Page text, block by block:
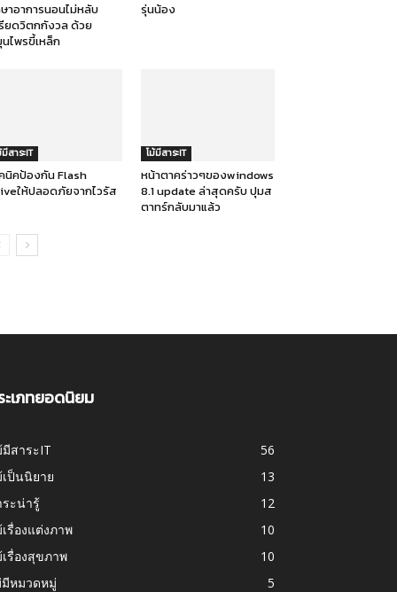
าอาการนอนไม่หลับ
ยดวิตกกังวล ด้วย
ไพรขี้เหล็ก
รุ่นน้อง
มีสาระIT
นิคป้องกัน Flash
ให้ปลอดภัยจากไวรัส
โม้มีสาระIT
หน้าตาคร่าวๆของwindows
8.1 update ล่าสุดครับ ปุมส
ตาทร์กลับมาแล้ว
ะเภทยอดนิยม
สาระIT
56
ป็นนิยาย
13
ระน่ารู้
12
รื่องแต่งภาพ
10
รื่องสุขภาพ
10
หมวดหมู่
5